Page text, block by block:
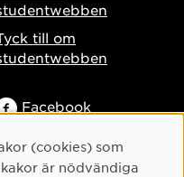
till om
Facebook
TikTok
(cookies) som
är nödvändiga